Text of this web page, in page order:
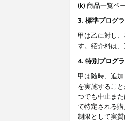
(k) 商品一覧ペ
3. 標準プログ
甲は乙に対し
す。紹介料は
4. 特別プログ
甲は随時、追
を実施するこ
つでも中止ま
て特定される
制限として実質